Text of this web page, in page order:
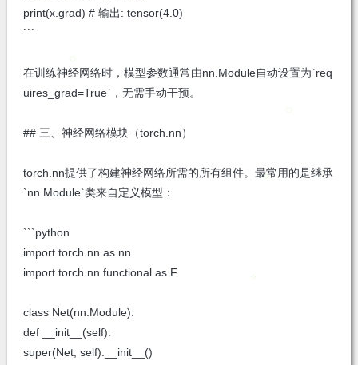
print(x.grad) # 输出: tensor(4.0)
```
在训练神经网络时，模型参数通常由nn.Module自动设置为`req
uires_grad=True`，无需手动干预。
## 三、神经网络模块（torch.nn）
torch.nn提供了构建神经网络所需的所有组件。最常用的是继承
`nn.Module`类来自定义模型：
```python
import torch.nn as nn
import torch.nn.functional as F
class Net(nn.Module):
def __init__(self):
super(Net, self).__init__()